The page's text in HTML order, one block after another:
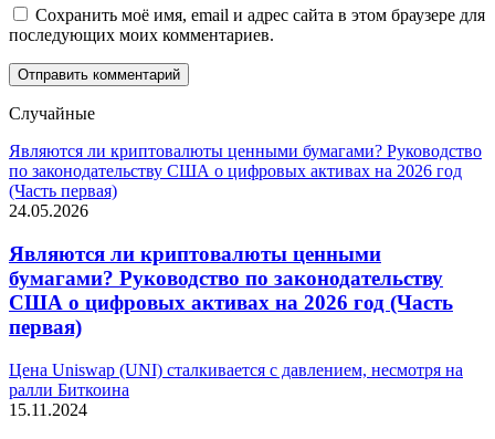
Сохранить моё имя, email и адрес сайта в этом браузере для
последующих моих комментариев.
Случайные
Являются ли криптовалюты ценными бумагами? Руководство
по законодательству США о цифровых активах на 2026 год
(Часть первая)
24.05.2026
Являются ли криптовалюты ценными
бумагами? Руководство по законодательству
США о цифровых активах на 2026 год (Часть
первая)
Цена Uniswap (UNI) сталкивается с давлением, несмотря на
ралли Биткоина
15.11.2024